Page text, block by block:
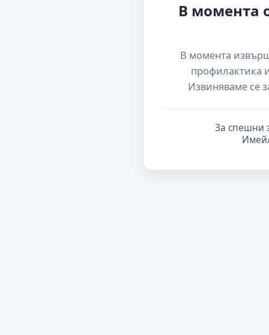
В момента
В момента
профилактика
Извиняваме се
За спешни